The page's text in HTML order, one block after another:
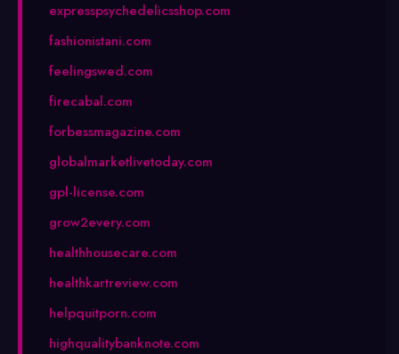
expresspsychedelicsshop.com
fashionistani.com
feelingswed.com
firecabal.com
forbessmagazine.com
globalmarketlivetoday.com
gpl-license.com
grow2every.com
healthhousecare.com
healthkartreview.com
helpquitporn.com
highqualitybanknote.com